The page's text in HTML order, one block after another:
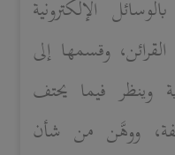
الإلكترونية
وقسمها إلى
وينظر فيما يحتف
ووهَّن من شأن